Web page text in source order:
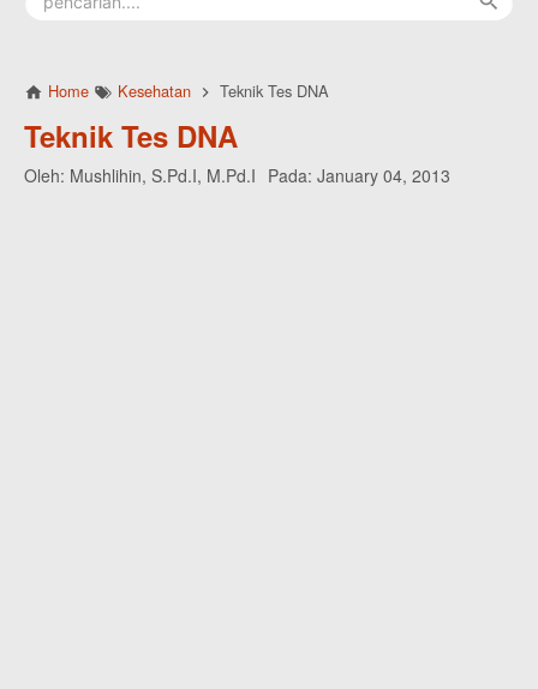
Home Kesehatan Teknik Tes DNA
Teknik Tes DNA
Oleh: Mushlihin, S.Pd.I, M.Pd.I Pada: January 04, 2013